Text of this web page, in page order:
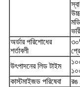
অর্ডার পরিশোধের
শর্তাবলী
উৎপাদনের লিড টাইম
কাস্টমাইজড পরিষেবা
রঙ